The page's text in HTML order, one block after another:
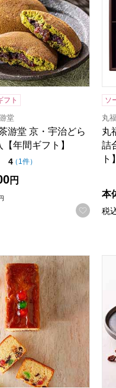
録する
フト
堂
游堂 京・宇治どら
年間ギフト】
4点（5点満点中）
（ 1件の評価
）
円
お気
ソ
丸
丸
詰
ト】
本
税
のカタログ】
ーオータニ フルーツケー
ださい。